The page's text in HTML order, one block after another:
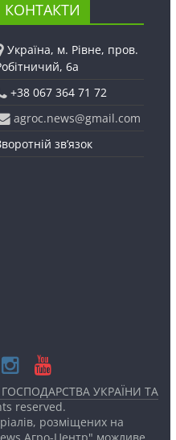
КОНТАКТИ
Україна, м. Рівне, пров.
6а
+38 067 364 71 72
agroc.news@gmail.com
зв’язок
УКРАЇНИ ТА
reserved.
розміщених на